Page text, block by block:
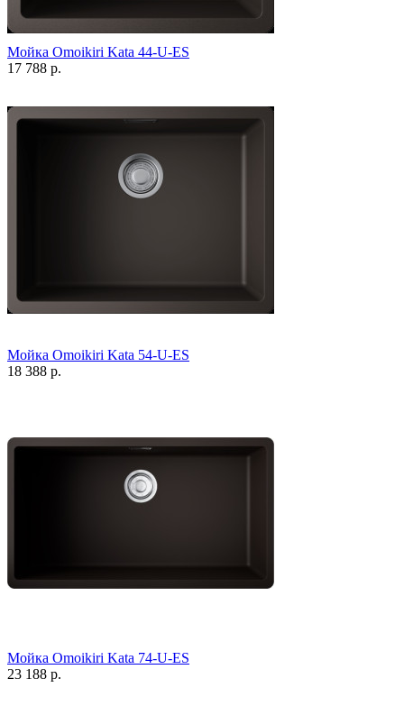
Мойка Omoikiri Kata 44-U-ES
17 788 р.
Мойка Omoikiri Kata 54-U-ES
18 388 р.
Мойка Omoikiri Kata 74-U-ES
23 188 р.